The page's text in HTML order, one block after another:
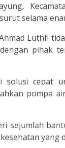
selama
Luthfi
pihak
solusi cepat
pompa
sejumlah
yang